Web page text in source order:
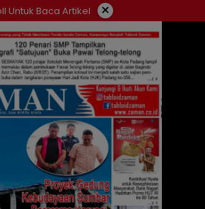
Untuk Baca Artikel ×